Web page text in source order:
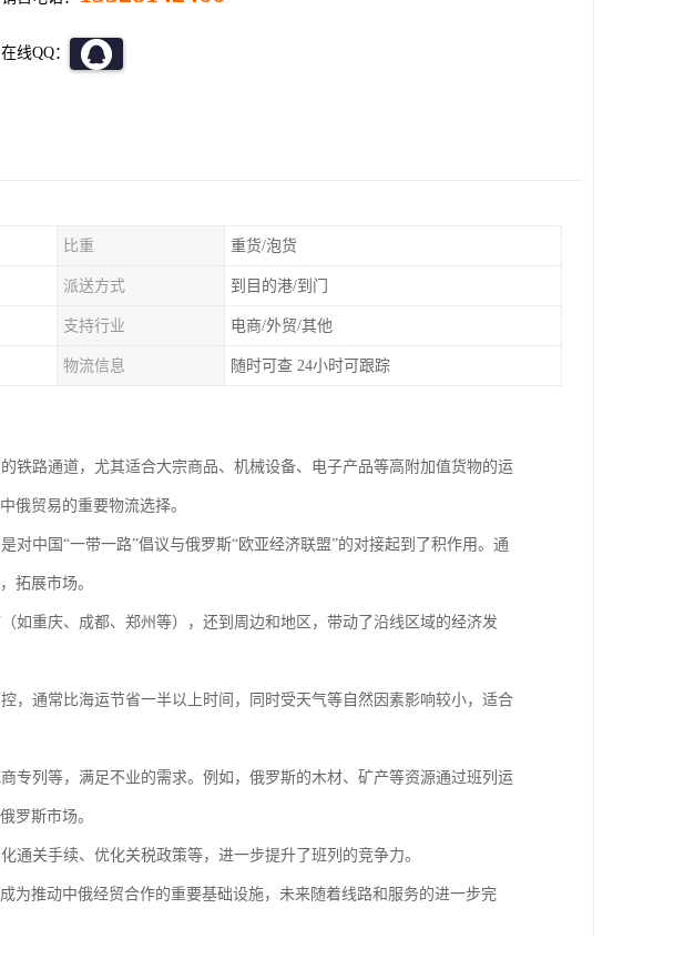
在线QQ：
比重 重货/泡货
派送方式 到目的港/到门
支持行业 电商/外贸/其他
物流信息 随时可查 24小时可跟踪
铁路通道，尤其适合大宗商品、机械设备、电子产品等高附加值货物的运
俄贸易的重要物流选择。
对中国“一带一路”倡议与俄罗斯“欧亚经济联盟”的对接起到了积作用。通
拓展市场。
如重庆、成都、郑州等），还到周边和地区，带动了沿线区域的经济发
，通常比海运节省一半以上时间，同时受天气等自然因素影响较小，适合
专列等，满足不业的需求。例如，俄罗斯的木材、矿产等资源通过班列运
罗斯市场。
通关手续、优化关税政策等，进一步提升了班列的竞争力。
为推动中俄经贸合作的重要基础设施，未来随着线路和服务的进一步完